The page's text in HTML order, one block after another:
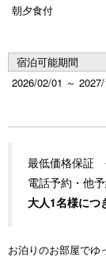
朝夕食付
宿泊可能期間
2026/02/01 ～ 2027/
最低価格保証
電話予約・他
大人1名様につ
お泊りのお部屋でゆ